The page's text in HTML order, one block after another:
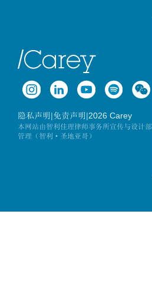
隐私声明|免责声明|2026 Carey
本网站由智利佳理律师事务所宣传与设计部
管理（智利·圣地亚哥）